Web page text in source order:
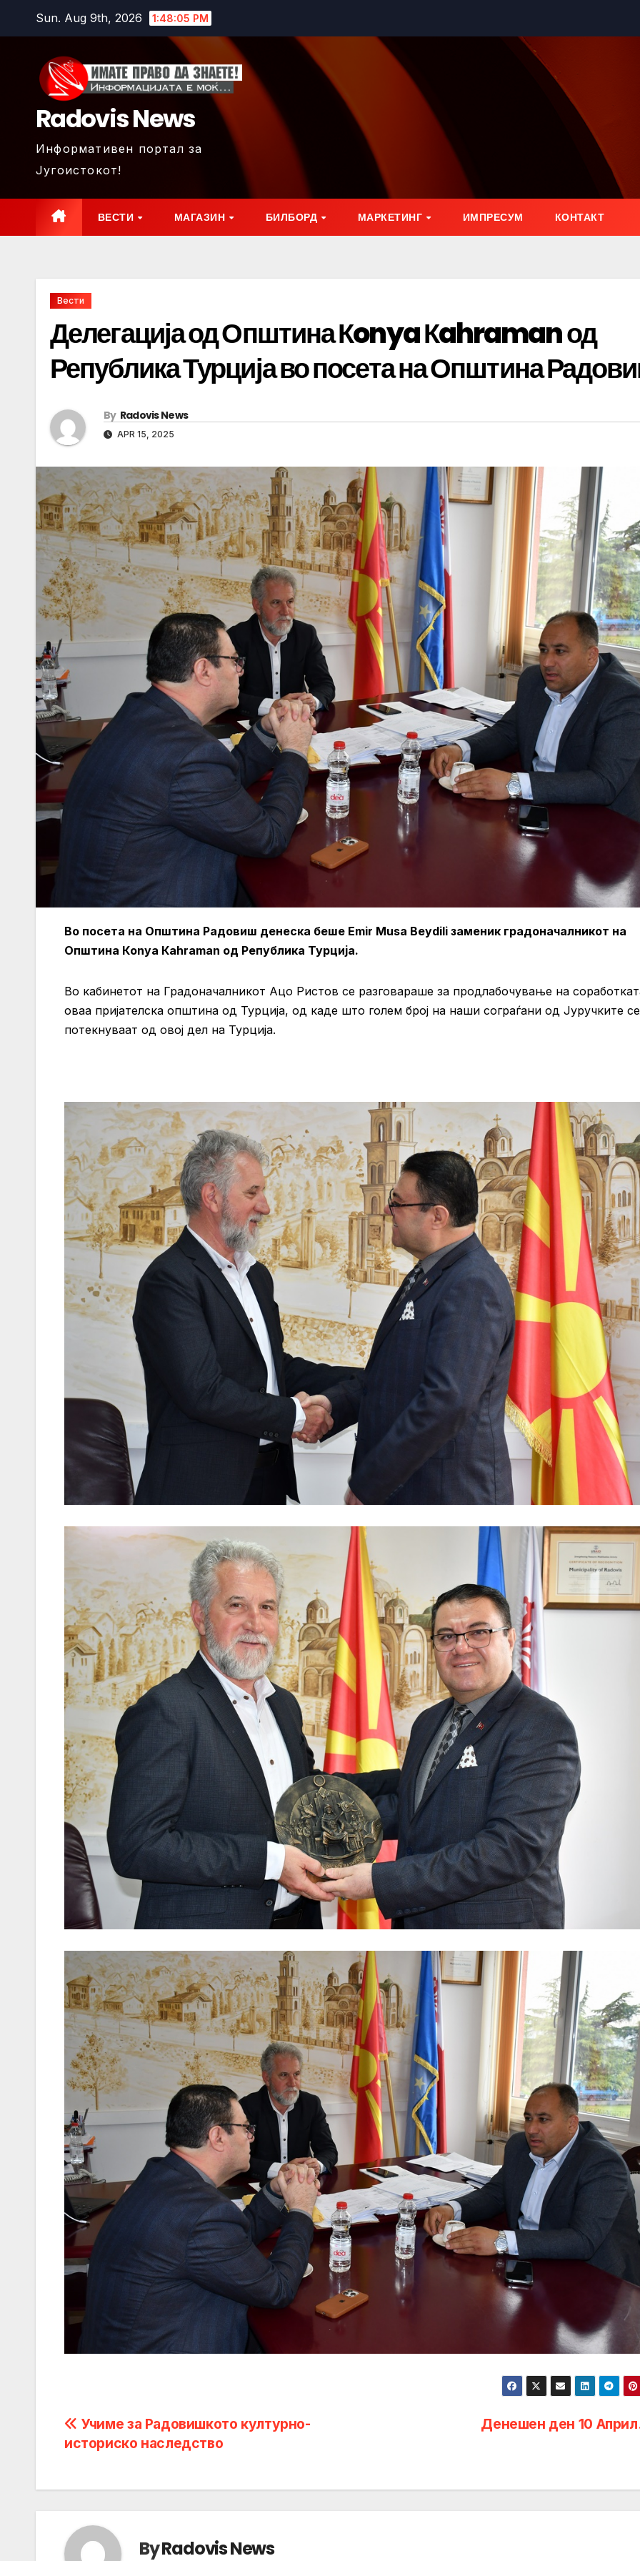
Sun. Aug 9th, 2026 1:48:08 PM
Radovis News
Информативен портал за
Југоистокот!
ВЕСТИ МАГАЗИН БИЛБОРД МАРКЕТИНГ ИМПРЕСУМ КОНТАКТ
Вести
Делегација од Општина Кonya Кahraman од
Република Турција во посета на Општина
By Radovis News
APR 15, 2025
Во посета на Општина Радовиш денеска беше Emir Musa Beydili заменик градоначалникот на
Општина Кonya Кahraman од Република Турција.
Во кабинетот на Градоначалникот Ацо Ристов се разговараше за продлабочување на
оваа пријателска општина од Турција, од каде што голем број на наши сограѓани од Јуручките
потекнуваат од овој дел на Турција.
Post
navigation
Денешен ден 10
Учиме за Радовишкото културно-
историско наследство
ByRadovis News